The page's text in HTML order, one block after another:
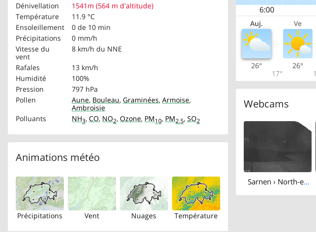
Dénivellation
1541m (564 m d'altitude)
Température
11.9 °C
Ensoleillement
0 de 10 min
Précipitations
0 mm/h
Vitesse du
vent
8 km/h du NNE
Rafales
13 km/h
Humidité
100%
Pression
797 hPa
Pollen
Aune, Bouleau, Graminées, Armoise,
Ambroisie
Polluants
NH3, CO, NO2, Ozone, PM10, PM2.5, SO2
Animations météo
Précipitations Vent Nuages Température
Auj. Ve
26°
17°
26°
Webcams
Sarnen › North-east